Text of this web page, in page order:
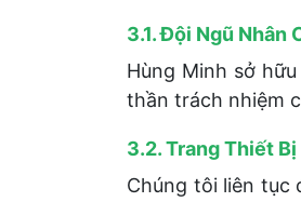
3.1. Đội Ngũ Nhân
Hùng Minh sở
thần trách nhiệm
3.2. Trang Thiết
Chúng tôi liên tục